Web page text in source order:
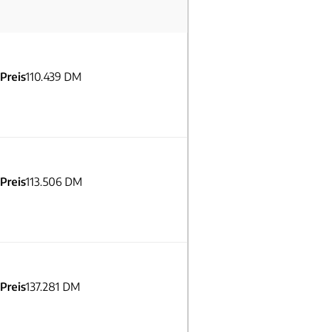
Preis110.439 DM
Preis113.506 DM
Preis137.281 DM